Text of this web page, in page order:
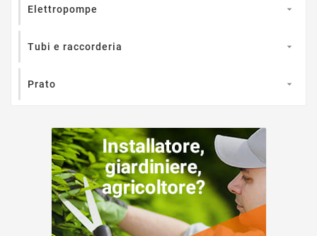
Elettropompe 
Tubi e raccorderia 
Prato 